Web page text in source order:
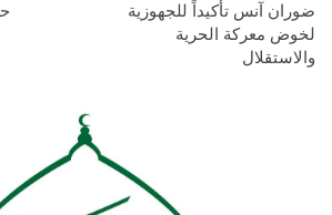
ضوران آنس تأكيداً للجهوزية
لخوض معركة الحرية
والاستقلال